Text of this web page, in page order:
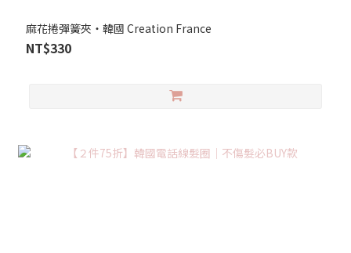
麻花捲彈簧夾‧韓國 Creation France
NT$330